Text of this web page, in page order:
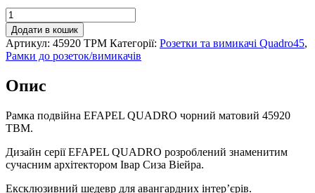
Рамка
подвійна
EFAPEL
QUADRO
чорний
45920
кількість
Додати в кошик
Артикул: 45920 TPM Категорії: Розетки та вимикачі Quadro45,
Рамки до розеток/вимикачів
Опис
Рамка подвійна EFAPEL QUADRO чорний матовий 45920
TBM.
Дизайн серії EFAPEL QUADRO розроблений знаменитим
сучасним архітектором Івар Сиза Віейра.
Ексклюзивний шедевр для авангардних інтер’єрів.